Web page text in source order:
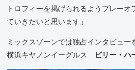
トロフィーを掲げられるようプレーオ
ていきたいと思います」
ミックスゾーンでは独占インタビュー
横浜キヤノンイーグルス
ビリー・ハ